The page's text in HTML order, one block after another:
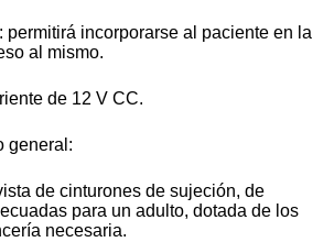
permitirá incorporarse al paciente en la
al mismo.
de 12 V CC.
general:
de cinturones de sujeción, de
para un adulto, dotada de los
necesaria.